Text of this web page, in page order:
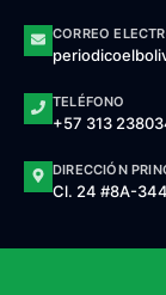
CORREO
TELÉFONO
+57 313
DIRECCIÓN
Cl. 24 #8A-